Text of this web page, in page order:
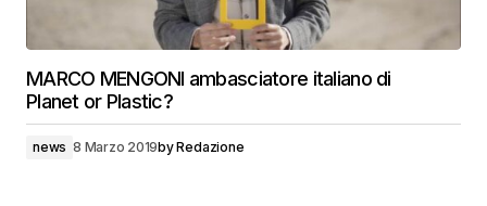
MARCO MENGONI ambasciatore italiano di
Planet or Plastic?
news 8 Marzo 2019byRedazione